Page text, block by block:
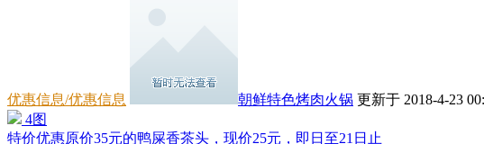
优惠信息/优惠信息 朝鲜特色烤肉火锅 更新于 2018-4-23
4图
特价优惠原价35元的鸭屎香茶头，现价25元，即日至21日止